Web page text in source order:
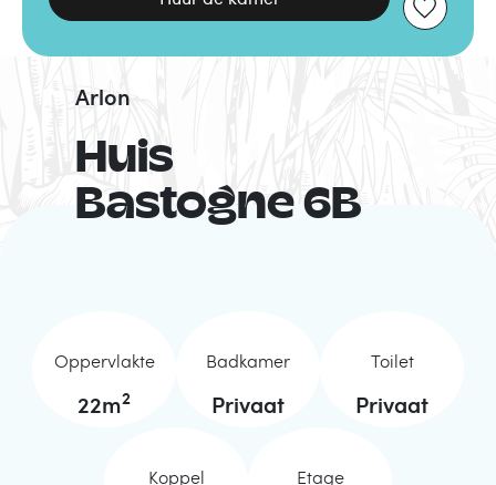
Huis
Bastogne 6B
Arlon
Oppervlakte
22m2
Badkamer
Privaat
Toilet
Privaat
Koppel Etage